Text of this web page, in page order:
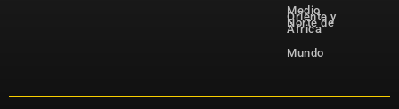
Medio
Oriente y
Norte de
África
Mundo